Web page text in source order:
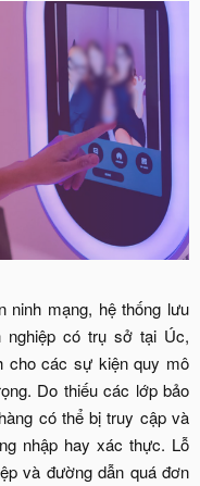
ninh mạng, hệ thống lưu
nghiệp có trụ sở tại Úc,
cho các sự kiện quy mô
Do thiếu các lớp bảo
có thể bị truy cập và
nhập hay xác thực. Lỗ
và đường dẫn quá đơn